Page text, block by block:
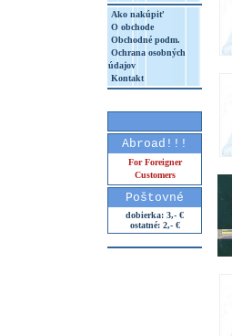
Ako nakúpiť
O obchode
Obchodné podm.
Ochrana osobných
údajov
Kontakt
Abroad!!!
For Foreigner
Customers
Poštovné
dobierka: 3,- €
ostatné: 2,- €